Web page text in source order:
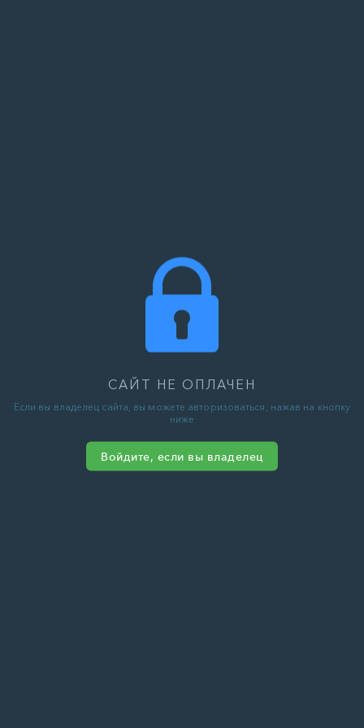
САЙТ НЕ ОПЛАЧЕН
Если вы владелец сайта, вы можете авторизоваться, нажав на кнопку
ниже
Войдите, если вы владелец